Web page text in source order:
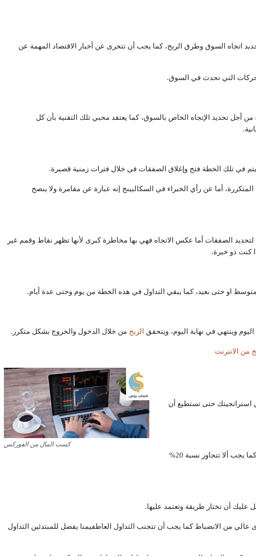
اتجاه السوق وطرق الربح، كما يجب أن تتحرى عن أخبار الاقتصاد المهمة عن
التي تحدث في السوق.
من أجل تحديد الإتجاه الخاص بالسوق، كما يعتقد محبي تلك التقنية بأن كل
يتم في تلك الخطة فتح وإغلاق الصفقات في خلال فترات زمنية قصيرة.
أما عن رأي الخبراء في السكالبينج إنه عبارة عن مقامرة ولا ينصح
لتحديد الصفقات أما عكس الاتجاه فهي بها مخاطرة كبرى لأنها تظهر نقاط وقمم غير
كنت ذو خبرة.
او حتى بعيد، كما يبقي التداول في هذه الخطة من يوم وحتى عدة أيام.
وينتهي في نهاية اليوم، ويتحقق الربح من خلال الدخول والخروج بشكل متكرر.
كسب المال من الفوركس
استراتجيتك حتى تستطيع أن
وذلك من خلال أن تدرس السوق الخاص بك، كما يجب ألا تتجاوز نسبة 20%
أن تختار طريقة وتعتمد عليها.
عالي من الانضباط كما يجب أن تتجنب التداول العاطفيمنا يفضل للمبتدئين التداول